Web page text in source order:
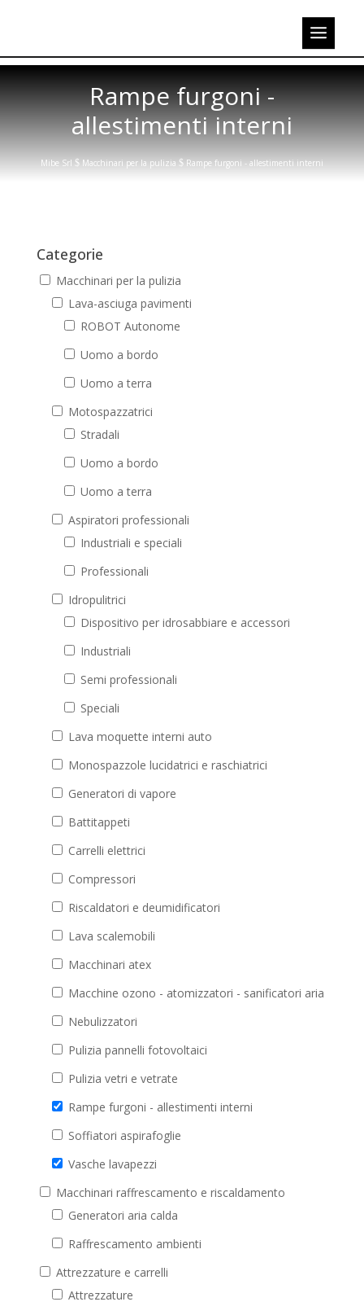
Rampe furgoni -
allestimenti interni
Mibe Srl $ Macchinari per la pulizia $ Rampe furgoni - allestimenti interni
Categorie
Macchinari per la pulizia
Lava-asciuga pavimenti
ROBOT Autonome
Uomo a bordo
Uomo a terra
Motospazzatrici
Stradali
Uomo a bordo
Uomo a terra
Aspiratori professionali
Industriali e speciali
Professionali
Idropulitrici
Dispositivo per idrosabbiare e accessori
Industriali
Semi professionali
Speciali
Lava moquette interni auto
Monospazzole lucidatrici e raschiatrici
Generatori di vapore
Battitappeti
Carrelli elettrici
Compressori
Riscaldatori e deumidificatori
Lava scalemobili
Macchinari atex
Macchine ozono - atomizzatori - sanificatori aria
Nebulizzatori
Pulizia pannelli fotovoltaici
Pulizia vetri e vetrate
Rampe furgoni - allestimenti interni
Soffiatori aspirafoglie
Vasche lavapezzi
Macchinari raffrescamento e riscaldamento
Generatori aria calda
Raffrescamento ambienti
Attrezzature e carrelli
Attrezzature